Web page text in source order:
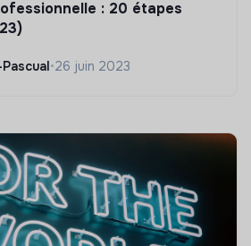
: 20 étapes
•26 juin 2023